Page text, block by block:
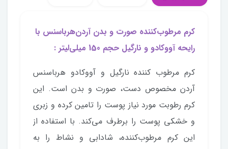
كرم مرطوب‌كننده صورت و بدن آردن‌هرباسنس با
رايحه آووكادو و نارگيل حجم 150 ميلی‌لیتر :
کرم مرطوب کننده نارگیل و آووکادو هرباسنس
آردن مخصوص دست، صورت و بدن است. این
کرم رطوبت مورد نیاز پوست را تامین کرده و زبری
و خشکی پوست را برطرف می‌کند. با استفاده از
این کرم مرطوب‌کننده، شادابی و نشاط را به